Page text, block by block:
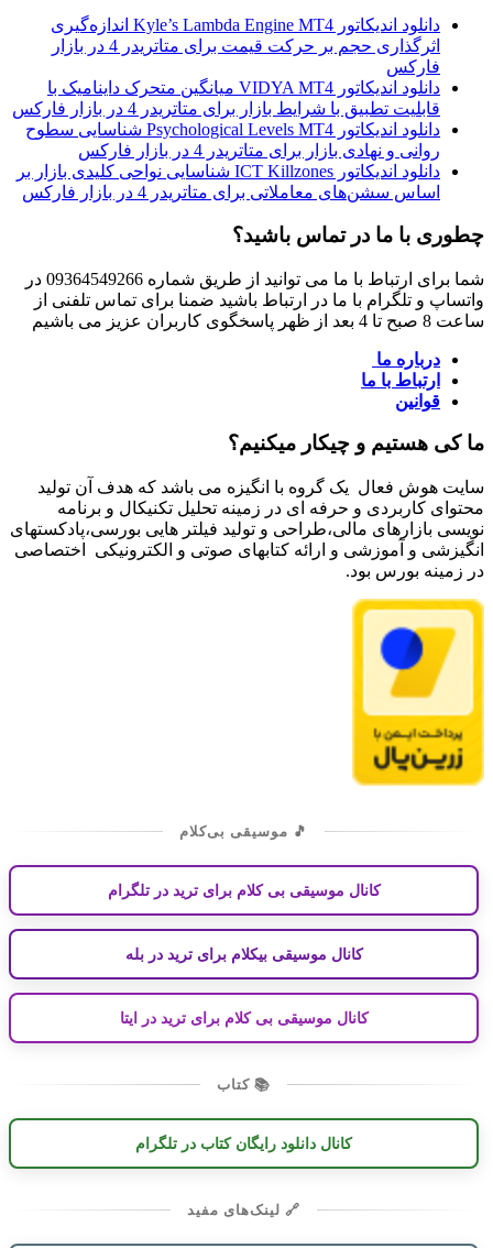
دانلود اندیکاتور Kyle’s Lambda Engine MT4 اندازه‌گیری
اثرگذاری حجم بر حرکت قیمت برای متاتریدر 4 در بازار
فارکس
دانلود اندیکاتور VIDYA MT4 میانگین متحرک داینامیک با
قابلیت تطبیق با شرایط بازار برای متاتریدر 4 در بازار فارکس
دانلود اندیکاتور Psychological Levels MT4 شناسایی سطوح
روانی و نهادی بازار برای متاتریدر 4 در بازار فارکس
دانلود اندیکاتور ICT Killzones شناسایی نواحی کلیدی بازار بر
اساس سشن‌های معاملاتی برای متاتریدر 4 در بازار فارکس
چطوری با ما در تماس باشید؟
شما برای ارتباط با ما می توانید از طریق شماره 09364549266 در
واتساپ و تلگرام با ما در ارتباط باشید ضمنا برای تماس تلفنی از
ساعت 8 صبح تا 4 بعد از ظهر پاسخگوی کاربران عزیز می باشیم
درباره ما
ارتباط با ما
قوانین
ما کی هستیم و چیکار میکنیم؟
سایت هوش فعال یک گروه با انگیزه می باشد که هدف آن تولید
محتوای کاربردی و حرفه ای در زمینه تحلیل تکنیکال و برنامه
نویسی بازارهای مالی،طراحی و تولید فیلتر هایی بورسی،پادکستهای
انگیزشی و آموزشی و ارائه کتابهای صوتی و الکترونیکی اختصاصی
در زمینه بورس بود.
🎵 موسیقی بی‌کلام
کانال موسیقی بی کلام برای ترید در تلگرام
کانال موسیقی بیکلام برای ترید در بله
کانال موسیقی بی کلام برای ترید در ایتا
📚 کتاب
کانال دانلود رایگان کتاب در تلگرام
🔗 لینک‌های مفید